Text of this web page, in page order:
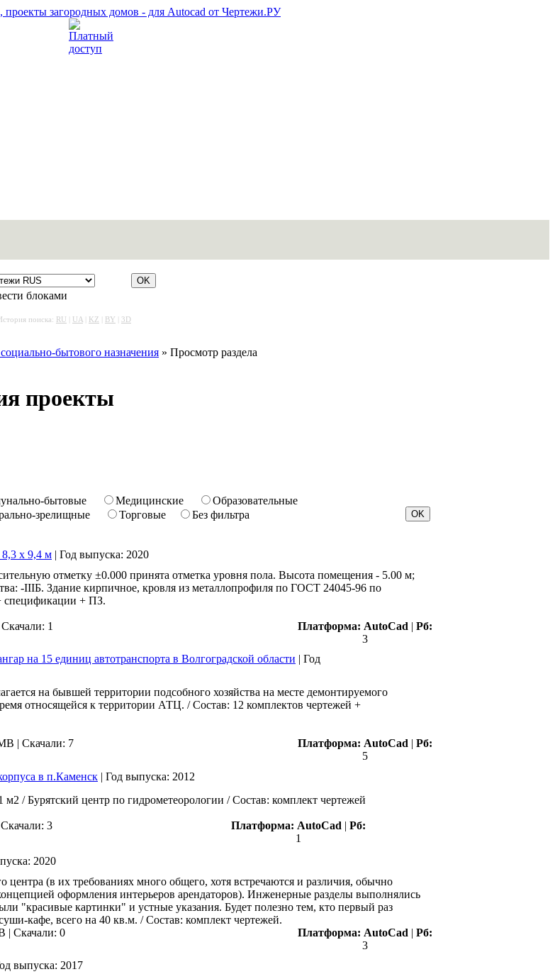
блоками
поиска: RU UA KZ BY 3D
бытового назначения » Просмотр раздела
проекты
бытовые Медицинские
Образовательные
зрелищные Торговые
Без фильтра
х 9,4 м | Год выпуска: 2020
отметку ±0.000 принята отметка уровня пола. Высота помещения - 5.00 м;
-IIIБ. Здание кирпичное, кровля из металлопрофиля по ГОСТ 24045-96 по
спецификации + ПЗ.
Скачали: 1 Платформа: AutoCad | Рб:
3
15 единиц автотранспорта в Волгоградской области | Год
на бывшей территории подсобного хозяйства на месте демонтируемого
относящейся к территории АТЦ. / Состав: 12 комплектов чертежей +
| Скачали: 7 Платформа: AutoCad | Рб:
5
в п.Каменск | Год выпуска: 2012
/ Бурятский центр по гидрометеорологии / Состав: комплект чертежей
Скачали: 3 Платформа: AutoCad | Рб:
1
2020
(в их требованиях много общего, хотя встречаются и различия, обычно
оформления интерьеров арендаторов). Инженерные разделы выполнялись
"красивые картинки" и устные указания. Будет полезно тем, кто первый раз
кафе, всего на 40 кв.м. / Состав: комплект чертежей.
| Скачали: 0 Платформа: AutoCad | Рб:
3
выпуска: 2017